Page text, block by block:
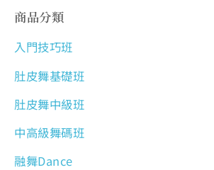
商品分類
入門技巧班
肚皮舞基礎班
肚皮舞中級班
中高級舞碼班
融舞Dance